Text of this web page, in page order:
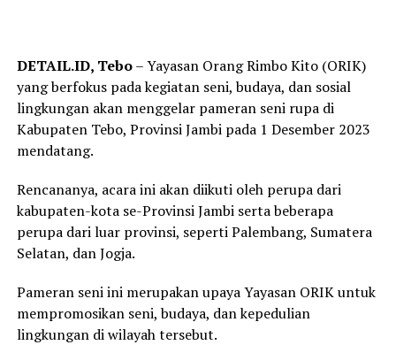
DETAIL.ID, Tebo– Yayasan Orang Rimbo Kito (ORIK)
yang berfokus pada kegiatan seni, budaya, dan sosial
lingkungan akan menggelar pameran seni rupa di
Kabupaten Tebo, Provinsi Jambi pada 1 Desember 2023
mendatang.
Rencananya, acara ini akan diikuti oleh perupa dari
kabupaten-kota se-Provinsi Jambi serta beberapa
perupa dari luar provinsi, seperti Palembang, Sumatera
Selatan, dan Jogja.
Pameran seni ini merupakan upaya Yayasan ORIK untuk
mempromosikan seni, budaya, dan kepedulian
lingkungan di wilayah tersebut.